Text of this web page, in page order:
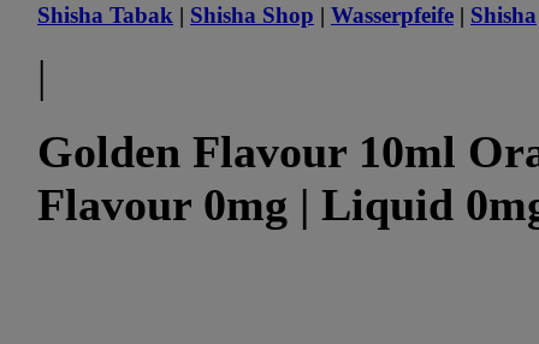
Shisha Tabak | Shisha Shop | Wasserpfeife | Shisha
|
Golden Flavour 10ml
Flavour 0mg | Liquid